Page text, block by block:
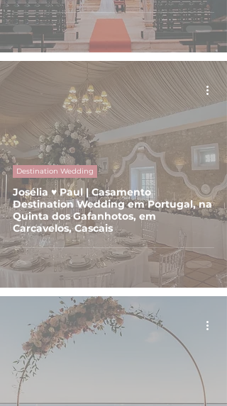
Josélia ♥ Paul | Casamento
Destination Wedding em Portugal, na
Quinta dos Gafanhotos, em
Carcavelos, Cascais
Destination Wedding